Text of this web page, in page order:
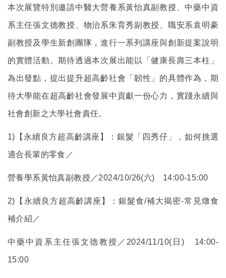
本次展覽特別邀請中醫大營養系黃怡真副教授、中藥中資
系主任張文德教授 、物治系朱育秀副教授、職安系袁明豪
副教授及學生新創團隊 ，進行一系列講座與創新提案說明
的實體活動。期待透過本次展出能以「健康長壽三本柱」
為出發點，提出提升超高齡社會「韌性」的具體作為，期
待大學能在超高齡社會發展中貢獻一份心力，實踐永續與
社會創新之大學社會責任。
1) 【永續良方超高齡講座】：銀髮「四秀仔」，如何挑選
適合長輩的零食／
營養學系黃怡真副教授／2024/10/26(六) 14:00-15:00
2) 【永續良方超高齡講座】：銀髮食/補大揭密-常見燉食
補介紹／
中藥中資系主任張文德教授／2024/11/10(日) 14:00-
15:00